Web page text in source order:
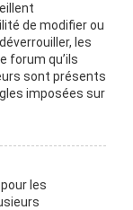
de modifier ou
les
forum qu’ils
sont présents
imposées sur
les